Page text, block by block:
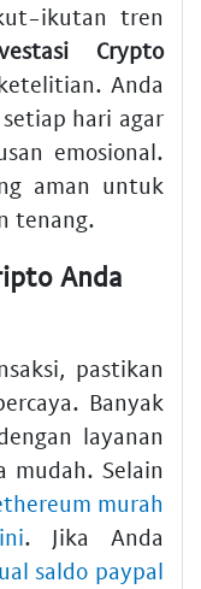
ikutan tren
Crypto
Anda
hari agar
emosional.
aman untuk
tenang.
Anda
pastikan
Banyak
layanan
mudah. Selain
murah
. Jika Anda
saldo paypal